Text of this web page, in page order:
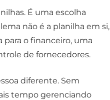
É uma escolha
não é a planilha em si,
o financeiro, uma
de fornecedores.
diferente. Sem
tempo gerenciando